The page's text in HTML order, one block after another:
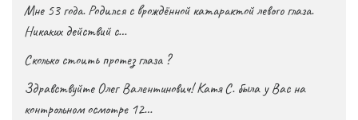
Мне 53 года. Родился с врождённой катарактой левого глаза.
Никаких действий с…
Сколько стоить протез глаза ?
Здравствуйте Олег Валентинович! Катя С. была у Вас на
контрольном осмотре 12…